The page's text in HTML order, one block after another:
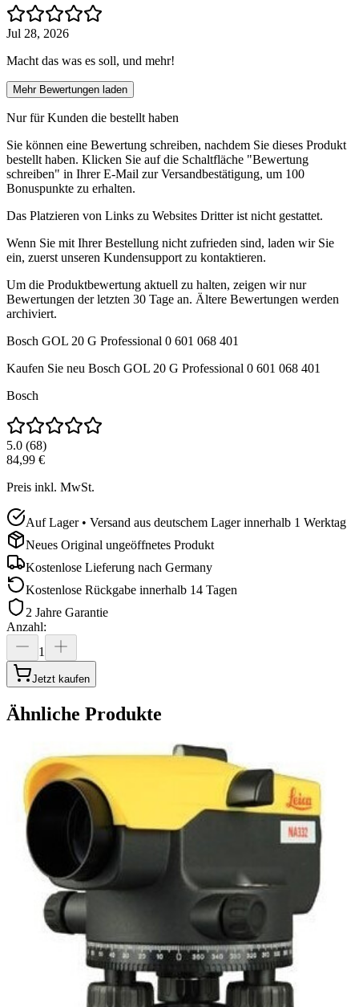
Jul 28, 2026
Macht das was es soll, und mehr!
Mehr Bewertungen laden
Nur für Kunden die bestellt haben
Sie können eine Bewertung schreiben, nachdem Sie dieses Produkt
bestellt haben. Klicken Sie auf die Schaltfläche "Bewertung
schreiben" in Ihrer E-Mail zur Versandbestätigung, um 100
Bonuspunkte zu erhalten.
Das Platzieren von Links zu Websites Dritter ist nicht gestattet.
Wenn Sie mit Ihrer Bestellung nicht zufrieden sind, laden wir Sie
ein, zuerst unseren Kundensupport zu kontaktieren.
Um die Produktbewertung aktuell zu halten, zeigen wir nur
Bewertungen der letzten 30 Tage an. Ältere Bewertungen werden
archiviert.
Bosch GOL 20 G Professional 0 601 068 401
Kaufen Sie neu Bosch GOL 20 G Professional 0 601 068 401
Bosch
5.0 (68)
84,99 €
Preis inkl. MwSt.
Auf Lager • Versand aus deutschem Lager innerhalb 1 Werktag
Neues Original ungeöffnetes Produkt
Kostenlose Lieferung nach Germany
Kostenlose Rückgabe innerhalb 14 Tagen
2 Jahre Garantie
Anzahl:
1
Jetzt kaufen
Ähnliche Produkte